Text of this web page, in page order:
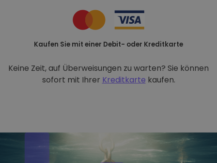
Kaufen Sie mit einer Debit- oder Kreditkarte
Keine Zeit, auf Überweisungen zu warten? Sie können
sofort mit Ihrer Kreditkarte kaufen.